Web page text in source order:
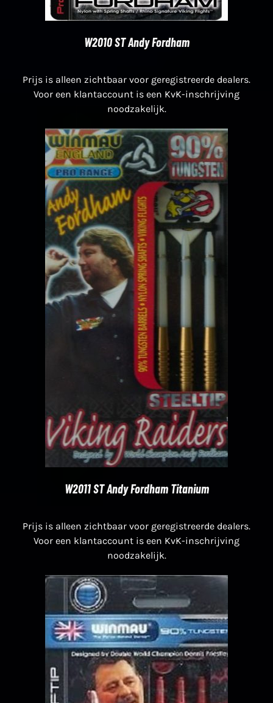
W2010 ST Andy Fordham
Prijs is alleen zichtbaar voor geregistreerde dealers.
Voor een klantaccount is een KvK-inschrijving
noodzakelijk.
W2011 ST Andy Fordham Titanium
Prijs is alleen zichtbaar voor geregistreerde dealers.
Voor een klantaccount is een KvK-inschrijving
noodzakelijk.